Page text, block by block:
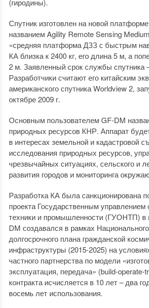
(гиродины).
Спутник изготовлен на новой
названием Agility Remote Sensing
«средняя платформа ДЗЗ с быстрым
КА близка к 2400 кг, его длина 5 м, а
2 м. Заявленный срок службы спутника
Разработчики считают его китайским
американского спутника Worldview 2,
октябре 2009 г.
Основным пользователем GF-DM
природных ресурсов КНР. Аппарат
в интересах земельной и кадастровой
исследования природных ресурсов,
чрезвычайных ситуациях, сельского и
развития городов и мониторинга
Разработка КА была санкционирована
проекта Государственным управлением
техники и промышленности (ГУОНТП) в
DM создавался в рамках
долгосрочного плана гражданской
инфраструктуры (2015-2025) на
частного партнерства по модели
эксплуатация, передача» (build-operate-
контракта исчисляется в 10 лет – два
восемь лет использования.